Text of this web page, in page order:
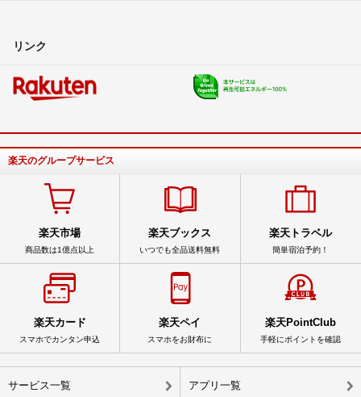
リンク
楽天のグループサービス
楽天市場
商品数は1億点以上
楽天ブックス
いつでも全品送料無料
楽天トラベル
簡単宿泊予約！
楽天カード
スマホでカンタン申込
楽天ペイ
スマホをお財布に
楽天PointClub
手軽にポイントを確認
サービス一覧 アプリ一覧